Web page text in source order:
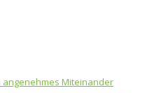
Miteinander